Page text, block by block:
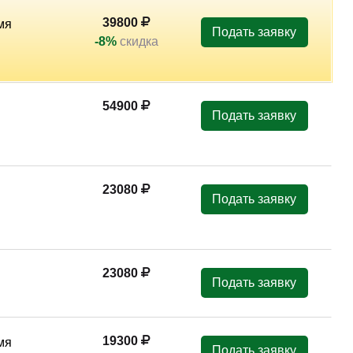
39800
-8% скидка
Подать заявку
54900
Подать заявку
23080
Подать заявку
23080
Подать заявку
19300
Подать заявку